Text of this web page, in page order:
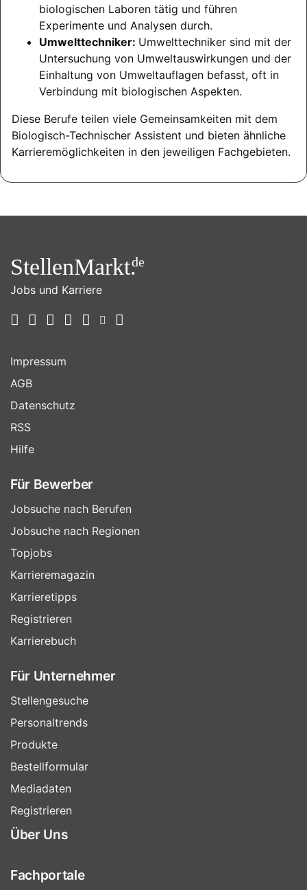
biologischen Laboren tätig und führen
Experimente und Analysen durch.
Umwelttechniker: Umwelttechniker sind mit der
Untersuchung von Umweltauswirkungen und der
Einhaltung von Umweltauflagen befasst, oft in
Verbindung mit biologischen Aspekten.
Diese Berufe teilen viele Gemeinsamkeiten mit dem
Biologisch-Technischer Assistent und bieten ähnliche
Karrieremöglichkeiten in den jeweiligen Fachgebieten.
StellenMarkt.de
Jobs und Karriere
Impressum
AGB
Datenschutz
RSS
Hilfe
Für Bewerber
Jobsuche nach Berufen
Jobsuche nach Regionen
Topjobs
Karrieremagazin
Karrieretipps
Registrieren
Karrierebuch
Für Unternehmer
Stellengesuche
Personaltrends
Produkte
Bestellformular
Mediadaten
Registrieren
Über Uns
Fachportale